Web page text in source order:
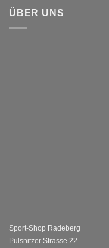
ÜBER UNS
Sport-Shop Radeberg
Pulsnitzer Strasse 22